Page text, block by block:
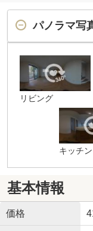
パノラマ写
リビング
キッチン
基本情報
価格